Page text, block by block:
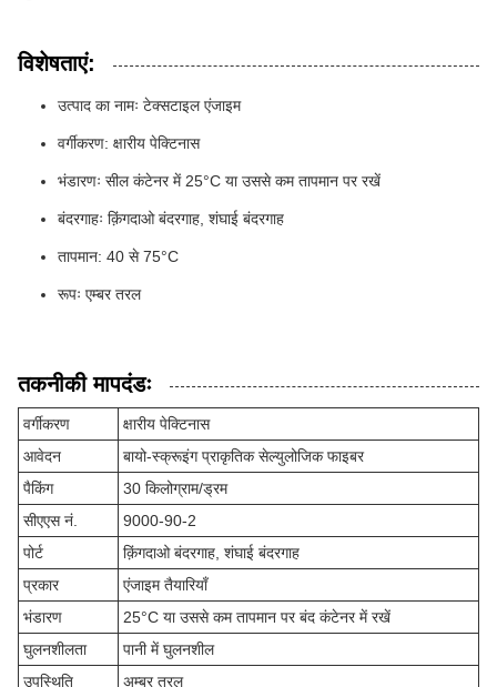
विशेषताएं:
उत्पाद का नामः टेक्सटाइल एंजाइम
वर्गीकरण: क्षारीय पेक्टिनास
भंडारणः सील कंटेनर में 25°C या उससे कम तापमान पर रखें
बंदरगाहः क़िंगदाओ बंदरगाह, शंघाई बंदरगाह
तापमान: 40 से 75°C
रूपः एम्बर तरल
तकनीकी मापदंडः
वर्गीकरण
क्षारीय पेक्टिनास
आवेदन
बायो-स्क्रूइंग प्राकृतिक सेल्युलोजिक फाइबर
पैकिंग
30 किलोग्राम/ड्रम
सीएएस नं.
9000-90-2
पोर्ट
क़िंगदाओ बंदरगाह, शंघाई बंदरगाह
प्रकार
एंजाइम तैयारियाँ
भंडारण
25°C या उससे कम तापमान पर बंद कंटेनर में रखें
घुलनशीलता
पानी में घुलनशील
उपस्थिति
अम्बर तरल